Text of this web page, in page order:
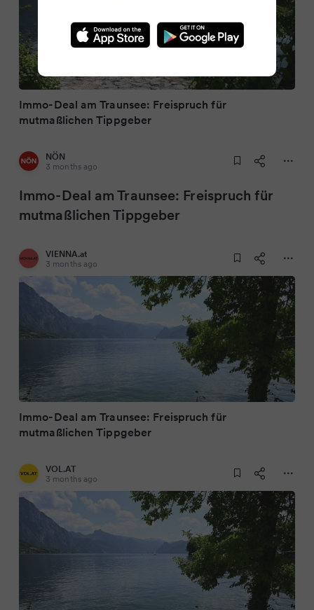
Immo-Deal am Traunsee: Freispruch für
mutmaßlichen Tippgeber
NÖN
3 months ago
Immo-Deal am Traunsee: Freispruch für
mutmaßlichen Tippgeber
VIENNA.at
3 months ago
Immo-Deal am Traunsee: Freispruch für
mutmaßlichen Tippgeber
VOL.AT
3 months ago